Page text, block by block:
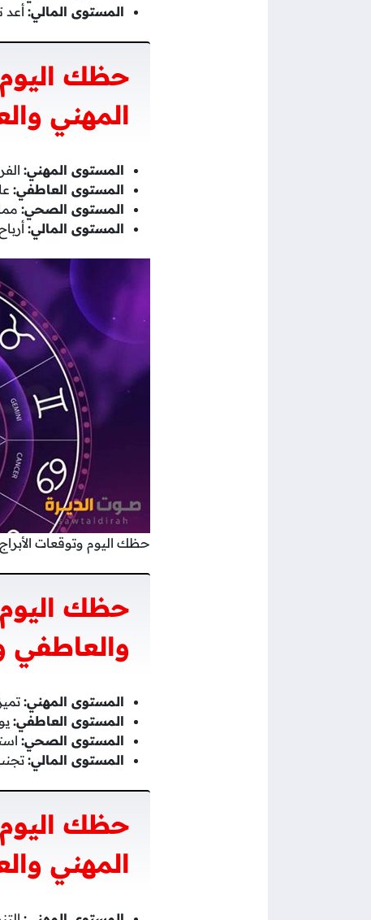
المستوى المالي: أعد
حظك
المهني
المستوى المهني:
المستوى العاطفي:
المستوى الصحي:
المستوى المالي:
حظك اليوم وتوقعات الأبراج 10 يناير 2025
حظك
والعاطفي
المستوى المهني:
المستوى العاطفي:
المستوى الصحي:
المستوى المالي:
حظك اليوم
المهني